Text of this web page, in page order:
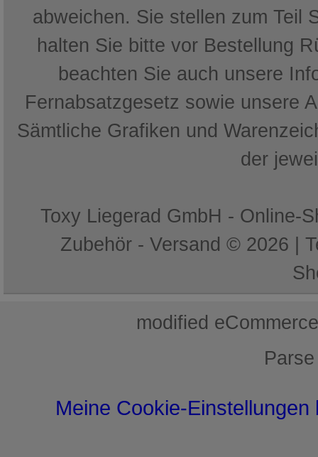
abweichen. Sie stellen zum Teil
halten Sie bitte vor Bestellung
beachten Sie auch unsere
Fernabsatzgesetz sowie unsere
Sämtliche Grafiken und
der
Toxy Liegerad GmbH - Online-
Zubehör - Versand © 2026 |
mod ified
Meine Cookie-